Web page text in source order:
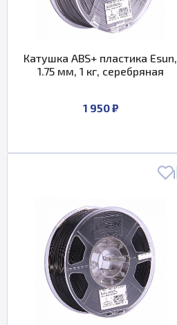
Катушка ABS+ пластика Esun,
1.75 мм, 1 кг, серебряная
1 950 ₽